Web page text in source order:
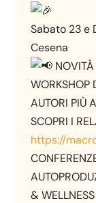
Sabato 23 e
Cesena
WORKSHOP
AUTORI PIÙ
SCOPRI I
https://
&